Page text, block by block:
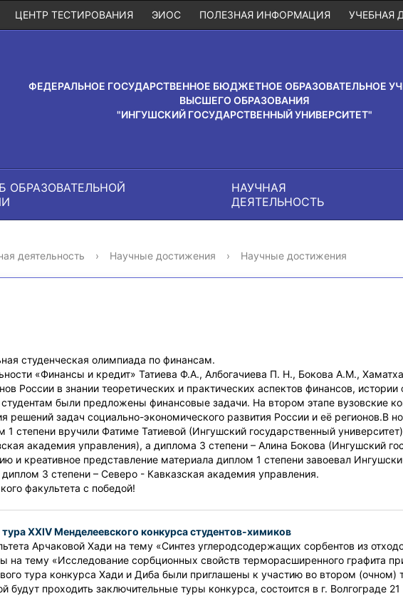
УЧЕБНАЯ
ПОЛЕЗНАЯ ИНФОРМАЦИЯ
ЭИОС
ЦЕНТР ТЕСТИРОВАНИЯ
ФЕДЕРАЛЬНОЕ ГОСУДАРСТВЕННОЕ БЮДЖЕТНОЕ ОБРАЗОВАТЕЛЬНОЕ
ВЫСШЕГО ОБРАЗОВАНИЯ
"ИНГУШСКИЙ ГОСУДАРСТВЕННЫЙ УНИВЕРСИТЕТ"
ОБРАЗОВАТЕЛЬНОЙ
НАУЧНАЯ
ДЕЯТЕЛЬНОСТЬ
деятельность › Научные достижения › Научные достижения
студенческая олимпиада по финансам.
«Финансы и кредит» Татиева Ф.А., Албогачиева П. Н., Бокова А.М.,
России в знании теоретических и практических аспектов финансов,
были предложены финансовые задачи. На втором этапе вузовские
решений задач социально-экономического развития России и её регионов.В
степени вручили Фатиме Татиевой (Ингушский государственный
академия управления), а диплома 3 степени – Алина Бокова (Ингушский
и креативное представление материала диплом 1 степени завоевал
3 степени – Северо - Кавказская академия управления.
факультета с победой!
XXIV Менделеевского конкурса студентов-химиков
Арчаковой Хади на тему «Синтез углеродсодержащих сорбентов из
на тему «Исследование сорбционных свойств терморасширенного графита
тура конкурса Хади и Диба были приглашены к участию во втором (очном)
проходить заключительные туры конкурса, состоится в г. Волгограде